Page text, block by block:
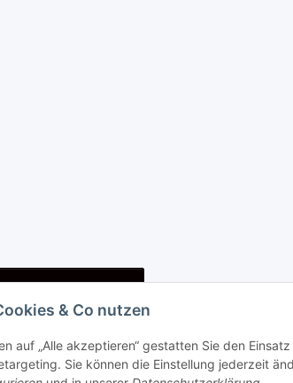
& Co nutzen
auf „Alle akzeptieren“ gestatten Sie den
Sie können die Einstellung jederzeit
widerrufen
USt., zzgl. Versand
© i-trade e. U.